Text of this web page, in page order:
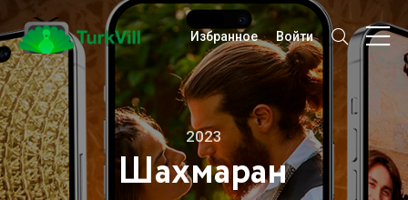
Избранное Войти
Шахмаран
2023